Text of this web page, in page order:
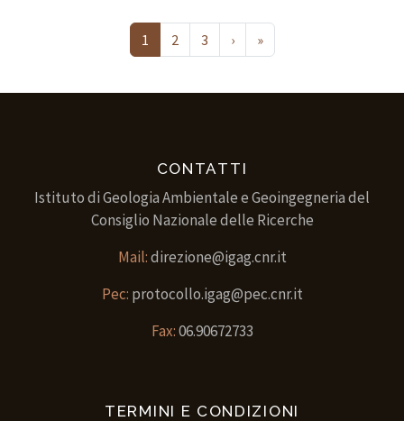
1 2 3 ›Next page
»Last page
CONTATTI
Istituto di Geologia Ambientale e Geoingegneria del
Consiglio Nazionale delle Ricerche
Mail:direzione@igag.cnr.it
Pec: protocollo.igag@pec.cnr.it
Fax:06.90672733
TERMINI E CONDIZIONI